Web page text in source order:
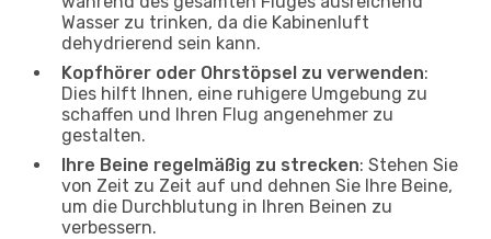
Wasser zu trinken, da die Kabinenluft
dehydrierend sein kann.
Kopfhörer oder Ohrstöpsel zu verwenden:
Dies hilft Ihnen, eine ruhigere Umgebung zu
schaffen und Ihren Flug angenehmer zu
gestalten.
Ihre Beine regelmäßig zu strecken: Stehen Sie
von Zeit zu Zeit auf und dehnen Sie Ihre Beine,
um die Durchblutung in Ihren Beinen zu
verbessern.